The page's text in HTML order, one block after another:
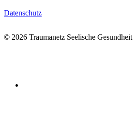
Datenschutz
© 2026 Traumanetz Seelische Gesundheit